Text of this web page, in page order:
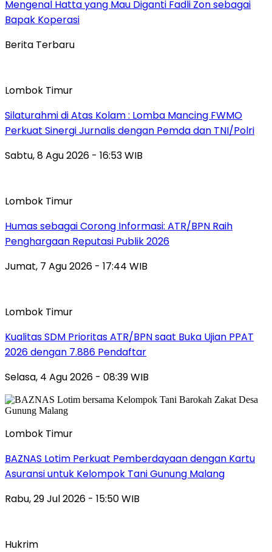
Mengenal Hatta yang Mau Diganti Fadli Zon sebagai
Bapak Koperasi
Berita Terbaru
Lombok Timur
Silaturahmi di Atas Kolam : Lomba Mancing FWMO
Perkuat Sinergi Jurnalis dengan Pemda dan TNI/Polri
Sabtu, 8 Agu 2026 - 16:53 WIB
Lombok Timur
Humas sebagai Corong Informasi: ATR/BPN Raih
Penghargaan Reputasi Publik 2026
Jumat, 7 Agu 2026 - 17:44 WIB
Lombok Timur
Kualitas SDM Prioritas ATR/BPN saat Buka Ujian PPAT
2026 dengan 7.886 Pendaftar
Selasa, 4 Agu 2026 - 08:39 WIB
Lombok Timur
BAZNAS Lotim Perkuat Pemberdayaan dengan Kartu
Asuransi untuk Kelompok Tani Gunung Malang
Rabu, 29 Jul 2026 - 15:50 WIB
Hukrim